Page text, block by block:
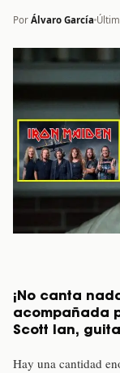
Por Álvaro García
¡No canta
acompañada
Scott Ian,
Hay una cantidad